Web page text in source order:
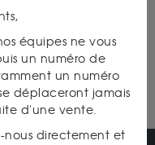
équipes ne vous
un numéro de
un numéro
déplaceront jamais
d'une vente.
directement et